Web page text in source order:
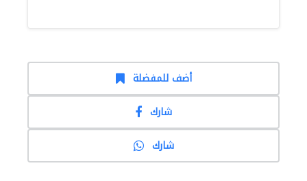
أضف للمفضلة
شارك
شارك